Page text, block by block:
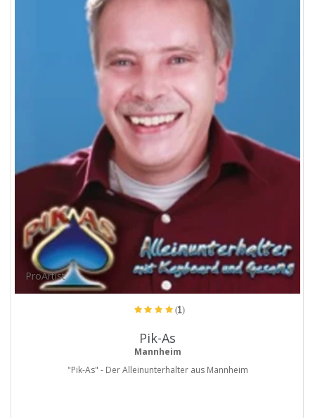
ProArtist
(1)
Pik-As
Mannheim
"Pik-As" - Der Alleinunterhalter aus Mannheim